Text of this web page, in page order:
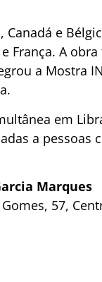
e
França. A
a Mostra
em
a
Marques
57,